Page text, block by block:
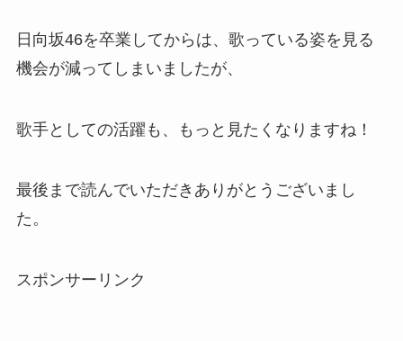
日向坂46を卒業してからは、歌っている姿を見る
機会が減ってしまいましたが、
歌手としての活躍も、もっと見たくなりますね！
最後まで読んでいただきありがとうございまし
た。
スポンサーリンク